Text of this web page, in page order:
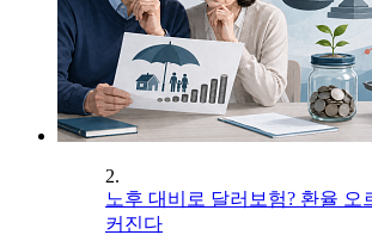
2.
노후 대비로 달러보험? 환율 오
커진다